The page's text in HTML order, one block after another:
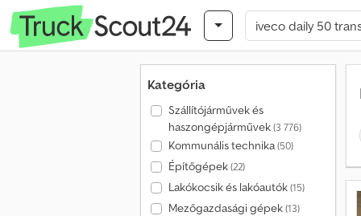
Kategória
Szállítójárművek és
haszongépjárművek(3 776)
Kommunális technika(50)
Építőgépek(22)
Lakókocsik és lakóautók(15)
Mezőgazdasági gépek(13)